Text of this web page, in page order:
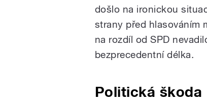
došlo na ironickou
strany před hlasováním
na rozdíl od SPD
bezprecedentní délka.
Politická škoda